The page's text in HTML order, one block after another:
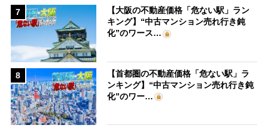
7
【大阪の不動産価格「危ない駅」ラン
キング】“中古マンション売れ行き鈍
化”のワース…
8
【首都圏の不動産価格「危ない駅」ラ
ンキング】“中古マンション売れ行き鈍
化”のワー…